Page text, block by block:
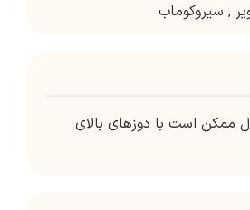
, سیروکوماب
ممکن است با دوزهای بالای